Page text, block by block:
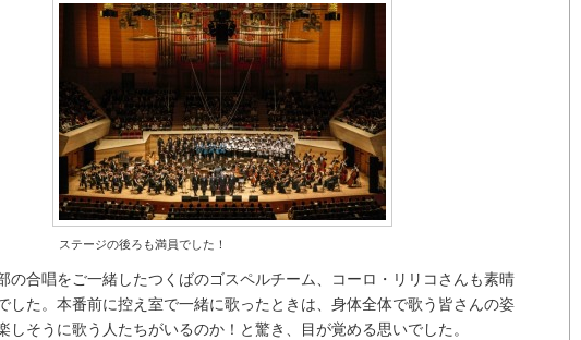
ステージの後ろも満員でした！
の合唱をご一緒したつくばのゴスペルチーム、コーロ・リリコさんも素晴
した。本番前に控え室で一緒に歌ったときは、身体全体で歌う皆さんの姿
しそうに歌う人たちがいるのか！と驚き、目が覚める思いでした。